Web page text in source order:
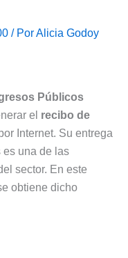
/ PorAlicia Godoy
Públicos
el recibo de
Internet. Su entrega
es una de las
sector. En este
obtiene dicho